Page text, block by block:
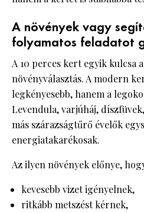
A növények vagy
folyamatos feladatot
A 10 perces kert egyik kulcsa
növényválasztás. A modern
legkényesebb, hanem a
Levendula, varjúháj,
más szárazságtűrő évelők
energiatakarékosak.
Az ilyen növények előnye,
kevesebb vizet igényelnek,
ritkább metszést kérnek,